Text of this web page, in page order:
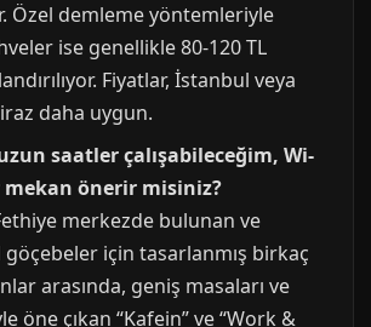
Özel demleme yöntemleriyle
ise genellikle 80-120 TL
Fiyatlar, İstanbul veya
daha uygun.
saatler çalışabileceğim, Wi-
mekan önerir misiniz?
merkezde bulunan ve
için tasarlanmış birkaç
arasında, geniş masaları ve
öne çıkan “Kafein” ve “Work &